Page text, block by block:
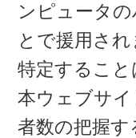
ンピュータ
とで援用さ
特定するこ
本ウェブサ
者数の把握